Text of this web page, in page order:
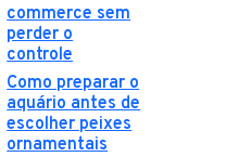
commerce sem
perder o
controle
Como preparar o
aquário antes de
escolher peixes
ornamentais